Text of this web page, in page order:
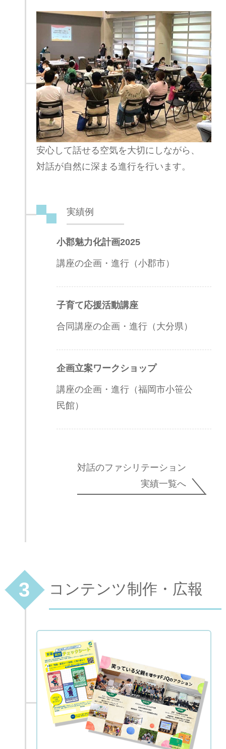
安心して話せる空気を大切にしながら、
対話が自然に深まる進行を行います。
実績例
小郡魅力化計画2025
講座の企画・進行（小郡市）
子育て応援活動講座
合同講座の企画・進行（大分県）
企画立案ワークショップ
講座の企画・進行（福岡市小笹公
民館）
対話のファシリテーション
実績一覧へ
3 コンテンツ制作・広報